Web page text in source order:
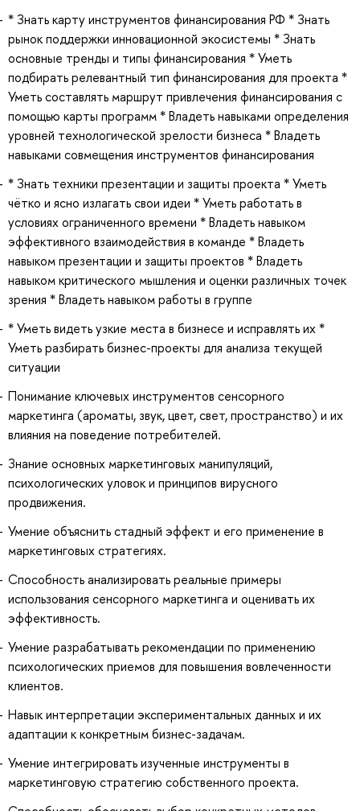
* Знать карту инструментов финансирования РФ * Знать
рынок поддержки инновационной экосистемы * Знать
основные тренды и типы финансирования * Уметь
подбирать релевантный тип финансирования для проекта *
Уметь составлять маршрут привлечения финансирования с
помощью карты программ * Владеть навыками определения
уровней технологической зрелости бизнеса * Владеть
навыками совмещения инструментов финансирования
* Знать техники презентации и защиты проекта * Уметь
чётко и ясно излагать свои идеи * Уметь работать в
условиях ограниченного времени * Владеть навыком
эффективного взаимодействия в команде * Владеть
навыком презентации и защиты проектов * Владеть
навыком критического мышления и оценки различных точек
зрения * Владеть навыком работы в группе
* Уметь видеть узкие места в бизнесе и исправлять их *
Уметь разбирать бизнес-проекты для анализа текущей
ситуации
Понимание ключевых инструментов сенсорного
маркетинга (ароматы, звук, цвет, свет, пространство) и их
влияния на поведение потребителей.
Знание основных маркетинговых манипуляций,
психологических уловок и принципов вирусного
продвижения.
Умение объяснить стадный эффект и его применение в
маркетинговых стратегиях.
Способность анализировать реальные примеры
использования сенсорного маркетинга и оценивать их
эффективность.
Умение разрабатывать рекомендации по применению
психологических приемов для повышения вовлеченности
клиентов.
Навык интерпретации экспериментальных данных и их
адаптации к конкретным бизнес-задачам.
Умение интегрировать изученные инструменты в
маркетинговую стратегию собственного проекта.